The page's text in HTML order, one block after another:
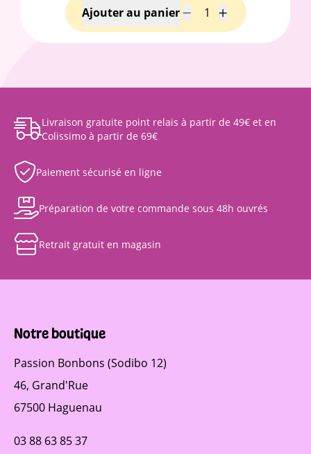
Livraison gratuite point relais à partir de 49€ et en
Colissimo à partir de 69€
Paiement sécurisé en ligne
Préparation de votre commande sous 48h ouvrés
Retrait gratuit en magasin
Notre boutique
Passion Bonbons (Sodibo 12)
46, Grand'Rue
67500 Haguenau
03 88 63 85 37